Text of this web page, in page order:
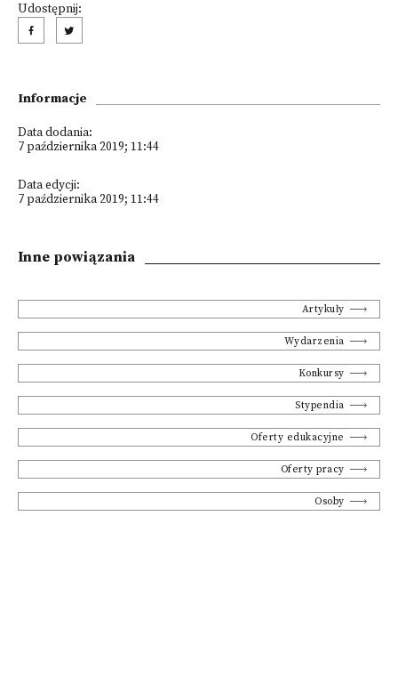
Udostępnij:
Informacje
Data dodania:
7 października 2019; 11:44
Data edycji:
7 października 2019; 11:44
Inne powiązania
Artykuły
Wydarzenia
Konkursy
Stypendia
Oferty edukacyjne
Oferty pracy
Osoby